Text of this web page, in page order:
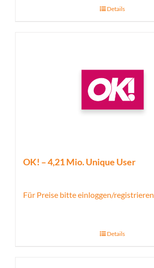
Details
OK! – 4,21 Mio. Unique User
Für Preise bitte einloggen/registrieren
Details